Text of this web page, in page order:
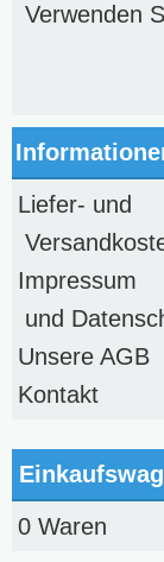
Verwenden
Liefer- und
Impressum
und
Unsere AGB
Kontakt
0 Waren